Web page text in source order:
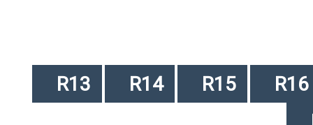
R13 R14 R15
R16